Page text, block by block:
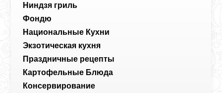
Ниндзя гриль
Фондю
Национальные Кухни
Экзотическая кухня
Праздничные рецепты
Картофельные Блюда
Консервирование